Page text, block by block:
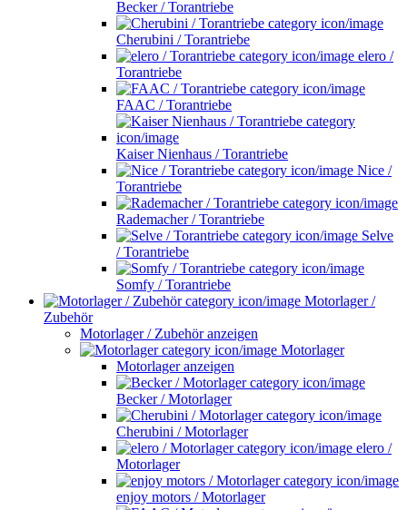
Becker / Torantriebe
Cherubini / Torantriebe
elero /
Torantriebe
FAAC / Torantriebe
Kaiser Nienhaus / Torantriebe
Nice /
Torantriebe
Rademacher / Torantriebe
Selve
/ Torantriebe
Somfy / Torantriebe
Motorlager /
Zubehör
Motorlager / Zubehör anzeigen
Motorlager
Motorlager anzeigen
Becker / Motorlager
Cherubini / Motorlager
elero /
Motorlager
enjoy motors / Motorlager